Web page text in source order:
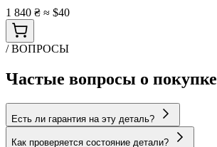
1 840 ₴ ≈ $40
/ ВОПРОСЫ
Частые вопросы о покупке
Есть ли гарантия на эту деталь?
Как проверяется состояние детали?